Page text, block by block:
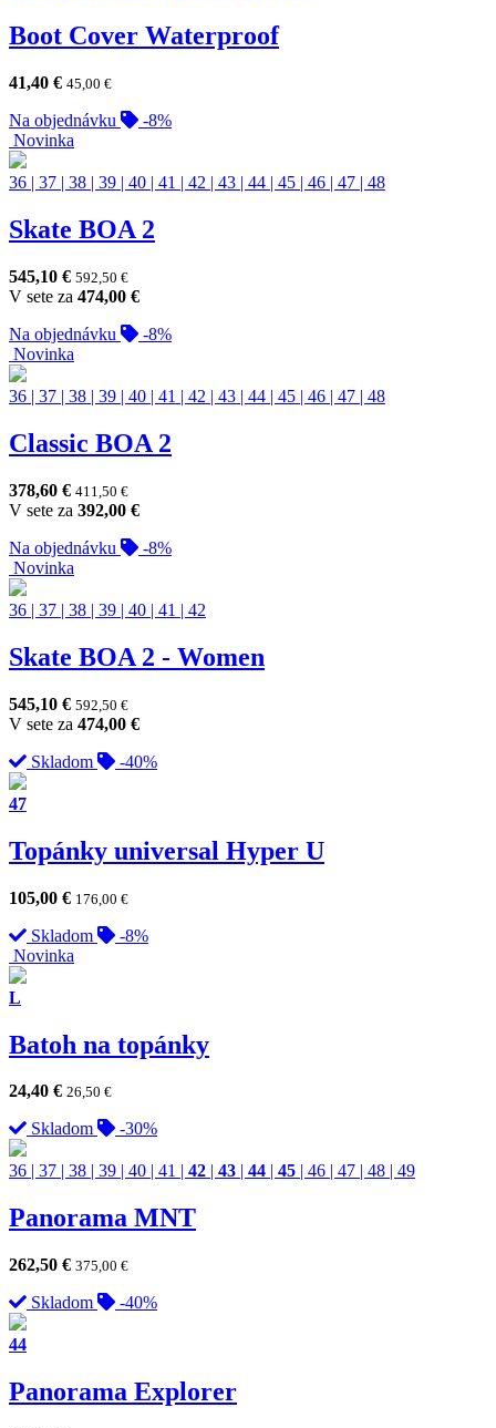
Boot Cover Waterproof
41,40 € 45,00 €
Na objednávku
-8%
Novinka
36 | 37 | 38 | 39 | 40 | 41 | 42 | 43 | 44 | 45 | 46 | 47 | 48
Skate BOA 2
545,10 € 592,50 €
V sete za 474,00 €
Na objednávku
-8%
Novinka
36 | 37 | 38 | 39 | 40 | 41 | 42 | 43 | 44 | 45 | 46 | 47 | 48
Classic BOA 2
378,60 € 411,50 €
V sete za 392,00 €
Na objednávku
-8%
Novinka
36 | 37 | 38 | 39 | 40 | 41 | 42
Skate BOA 2 - Women
545,10 € 592,50 €
V sete za 474,00 €
Skladom
-40%
47
Topánky universal Hyper U
105,00 € 176,00 €
Skladom
-8%
Novinka
L
Batoh na topánky
24,40 € 26,50 €
Skladom -30%
36 37 38 39 40 41 42 43 44 45 46 47 48 49
Panorama MNT
262,50 € 375,00 €
Skladom -40%
44
Panorama Explorer